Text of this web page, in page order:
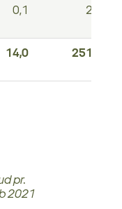
0,1 2,8
14,0 251,3
pr.
2021